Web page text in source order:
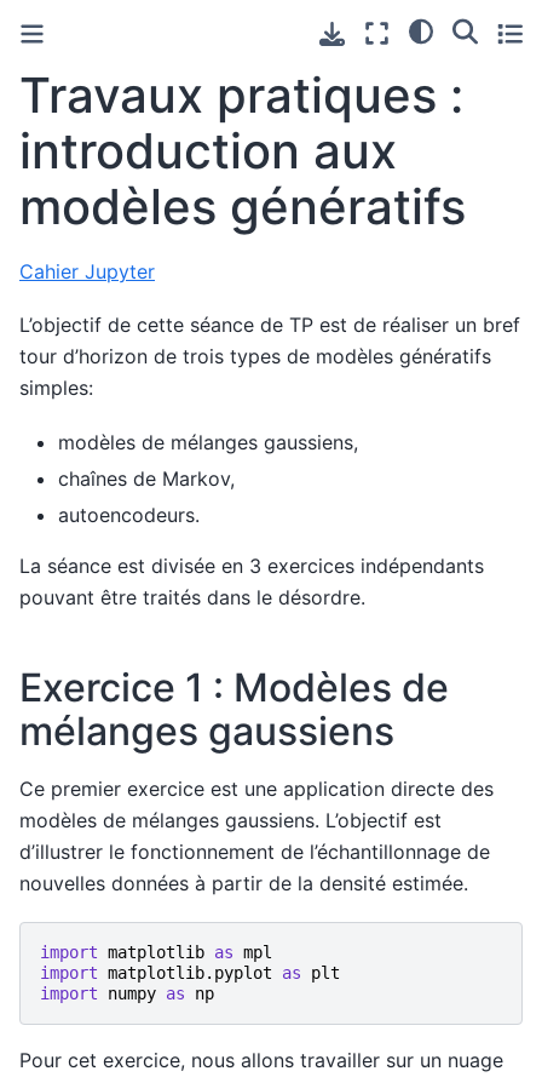
Travaux pratiques :
introduction aux
modèles génératifs
Cahier Jupyter
L’objectif de cette séance de TP est de réaliser un bref
tour d’horizon de trois types de modèles génératifs
simples:
modèles de mélanges gaussiens,
chaînes de Markov,
autoencodeurs.
La séance est divisée en 3 exercices indépendants
pouvant être traités dans le désordre.
Exercice 1 : Modèles de
mélanges gaussiens
Ce premier exercice est une application directe des
modèles de mélanges gaussiens. L’objectif est
d’illustrer le fonctionnement de l’échantillonnage de
nouvelles données à partir de la densité estimée.
import matplotlib as mpl
import matplotlib.pyplot as
plt
import
numpy as np
Pour cet exercice, nous allons travailler sur un nuage